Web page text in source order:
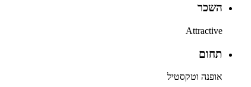
השכר
Attractive
תחום
אופנה וטקסטיל